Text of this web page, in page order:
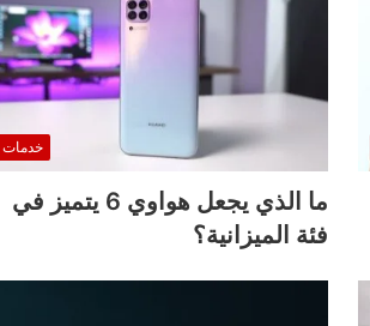
خدمات
ما الذي يجعل هواوي 6 يتميز في
فئة الميزانية؟